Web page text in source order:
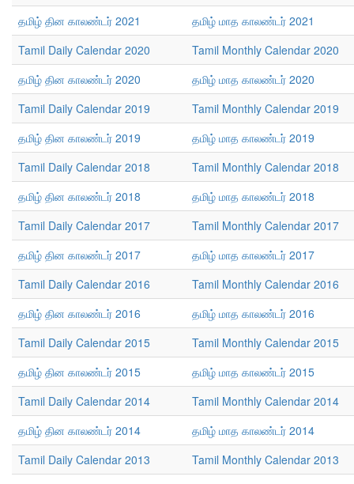
தமிழ் தின காலண்டர் 2021
தமிழ் மாத காலண்டர் 2021
Tamil Daily Calendar 2020
Tamil Monthly Calendar 2020
தமிழ் தின காலண்டர் 2020
தமிழ் மாத காலண்டர் 2020
Tamil Daily Calendar 2019
Tamil Monthly Calendar 2019
தமிழ் தின காலண்டர் 2019
தமிழ் மாத காலண்டர் 2019
Tamil Daily Calendar 2018
Tamil Monthly Calendar 2018
தமிழ் தின காலண்டர் 2018
தமிழ் மாத காலண்டர் 2018
Tamil Daily Calendar 2017
Tamil Monthly Calendar 2017
தமிழ் தின காலண்டர் 2017
தமிழ் மாத காலண்டர் 2017
Tamil Daily Calendar 2016
Tamil Monthly Calendar 2016
தமிழ் தின காலண்டர் 2016
தமிழ் மாத காலண்டர் 2016
Tamil Daily Calendar 2015
Tamil Monthly Calendar 2015
தமிழ் தின காலண்டர் 2015
தமிழ் மாத காலண்டர் 2015
Tamil Daily Calendar 2014
Tamil Monthly Calendar 2014
தமிழ் தின காலண்டர் 2014
தமிழ் மாத காலண்டர் 2014
Tamil Daily Calendar 2013
Tamil Monthly Calendar 2013